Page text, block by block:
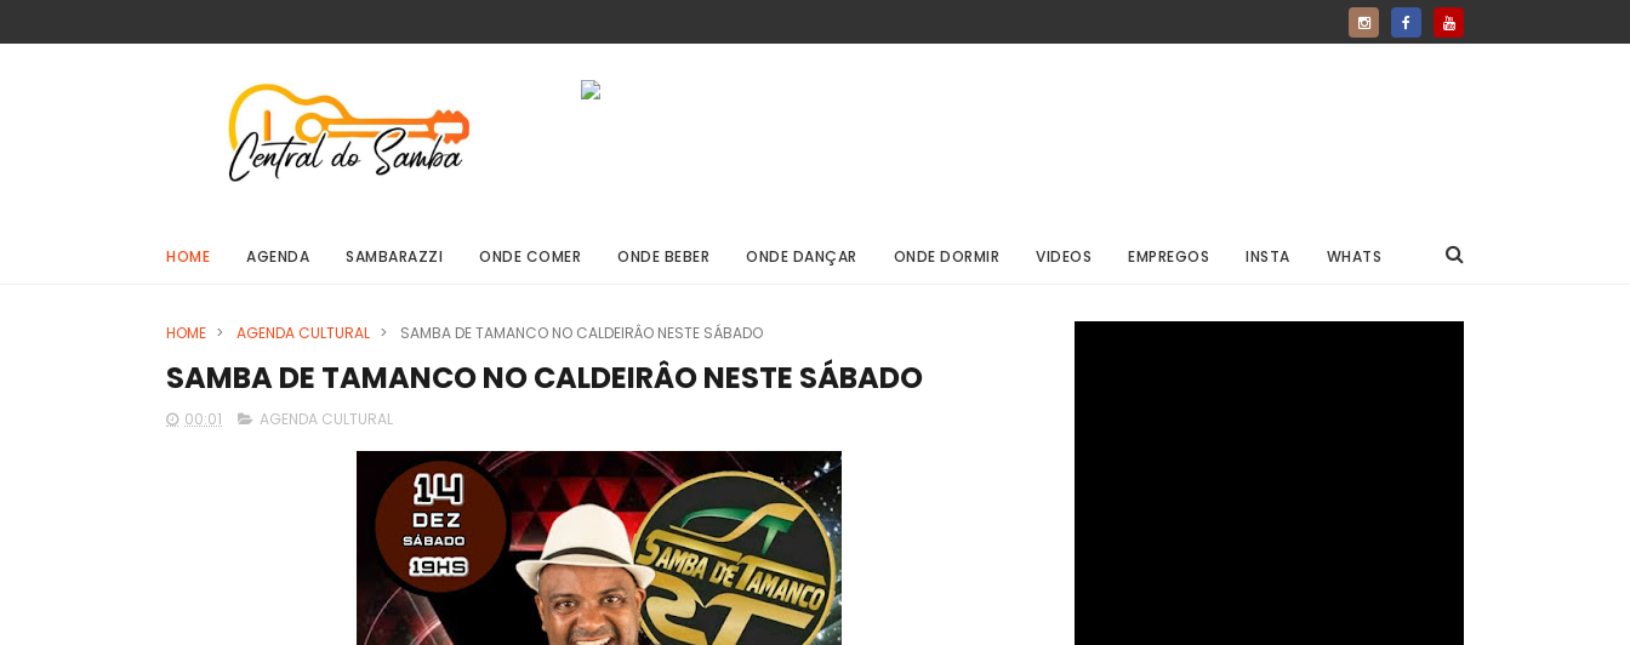
HOME AGENDA SAMBARAZZI ONDE COMER ONDE BEBER ONDE DANÇAR ONDE DORMIR VIDEOS EMPREGOS INSTA WHATS
HOME > AGENDA CULTURAL > SAMBA DE TAMANCO NO CALDEIRÂO NESTE SÁBADO
SAMBA DE TAMANCO NO CALDEIRÂO NESTE SÁBADO
00:01 AGENDA CULTURAL